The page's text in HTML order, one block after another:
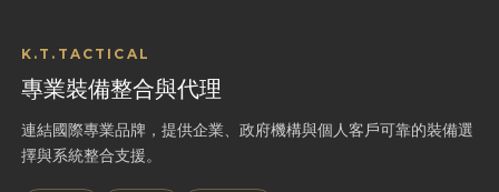
K.T.TACTICAL
專業裝備整合與代理
連結國際專業品牌，提供企業、政府機構與個人客戶可靠的裝備選
擇與系統整合支援。